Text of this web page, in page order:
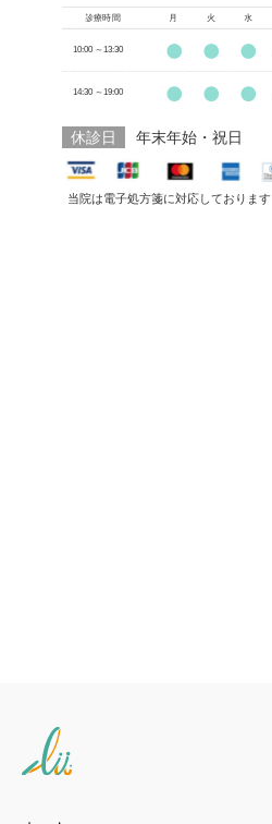
休診日 年末年始・祝日
当院は電子処方箋に対応しております